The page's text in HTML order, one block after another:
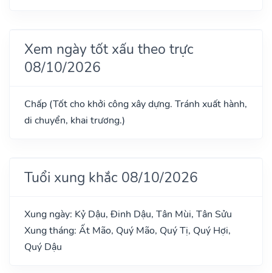
Xem ngày tốt xấu theo trực
08/10/2026
Chấp (Tốt cho khởi công xây dựng. Tránh xuất hành,
di chuyển, khai trương.)
Tuổi xung khắc 08/10/2026
Xung ngày: Kỷ Dậu, Đinh Dậu, Tân Mùi, Tân Sửu
Xung tháng: Ất Mão, Quý Mão, Quý Tị, Quý Hợi,
Quý Dậu